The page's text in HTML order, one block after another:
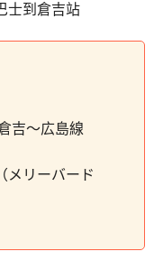
士到倉吉站
吉～広島線
メリーバード